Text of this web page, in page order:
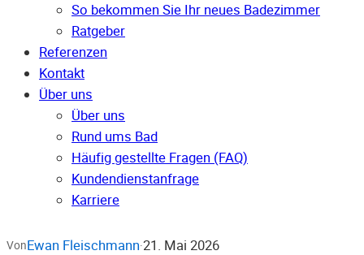
So bekommen Sie Ihr neues Badezimmer
Ratgeber
Referenzen
Kontakt
Über uns
Über uns
Rund ums Bad
Häufig gestellte Fragen (FAQ)
Kunden­dienst­anfrage
Karriere
VonEwan Fleischmann·21. Mai 2026